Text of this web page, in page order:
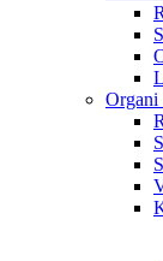
Organi